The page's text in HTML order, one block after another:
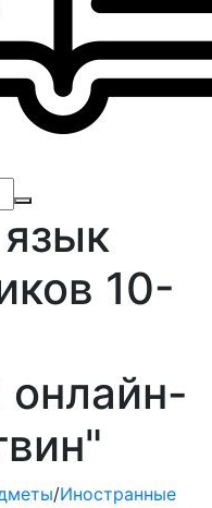
10-
онлайн-
/Иностранные